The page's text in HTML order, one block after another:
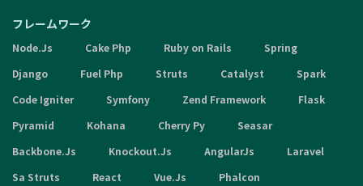
フレームワーク
Node.Js Cake Php Ruby on Rails
Spring
Django
Fuel Php Struts Catalyst
Spark
Code Igniter
Symfony Zend Framework
Flask
Pyramid
Kohana Cherry Py
Seasar
Backbone.Js
Knockout.Js AngularJs
Laravel
Sa Struts
React Vue.Js
Phalcon